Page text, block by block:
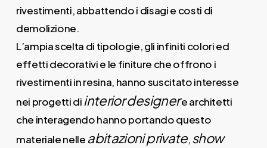
rivestimenti, abbattendo i disagi e costi di
demolizione.
L’ampia scelta di tipologie, gli infiniti colori ed
effetti decorativi e le finiture che offrono i
rivestimenti in resina, hanno suscitato interesse
nei progetti di interior designere architetti
che interagendo hanno portando questo
materiale nelle abitazioni private,show